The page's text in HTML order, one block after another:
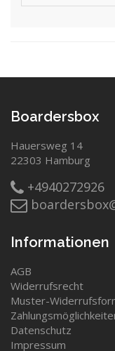
Boardersbox
Hauersweg 14
22303 Hamburg
+4940272926
Informationen
AGB
Widerrufsrecht
Muster-
Datenschutz
Impressum